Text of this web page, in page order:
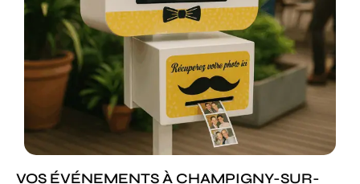
VOS ÉVÉNEMENTS À CHAMPIGNY-SUR-